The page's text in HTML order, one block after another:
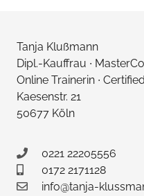
Tanja Klußmann
Dipl.-Kauffrau ∙
Online Trainerin ∙
Kaesenstr. 21
50677 Köln
0221 22205556
0172 2171128
info@tanja-